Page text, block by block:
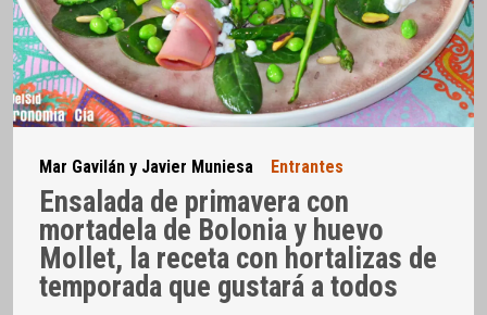
Mar Gavilán y Javier Muniesa Entrantes
Ensalada de primavera con
mortadela de Bolonia y huevo
Mollet, la receta con hortalizas de
temporada que gustará a todos